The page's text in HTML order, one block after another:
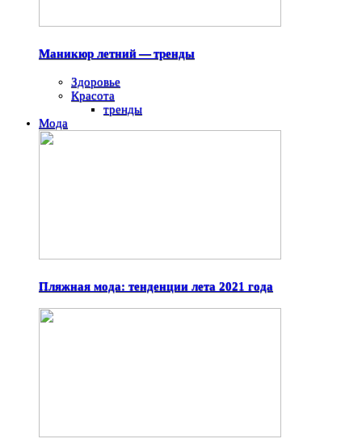
Маникюр летний — тренды
Здоровье
Красота
тренды
Мода
Пляжная мода: тенденции лета 2021 года